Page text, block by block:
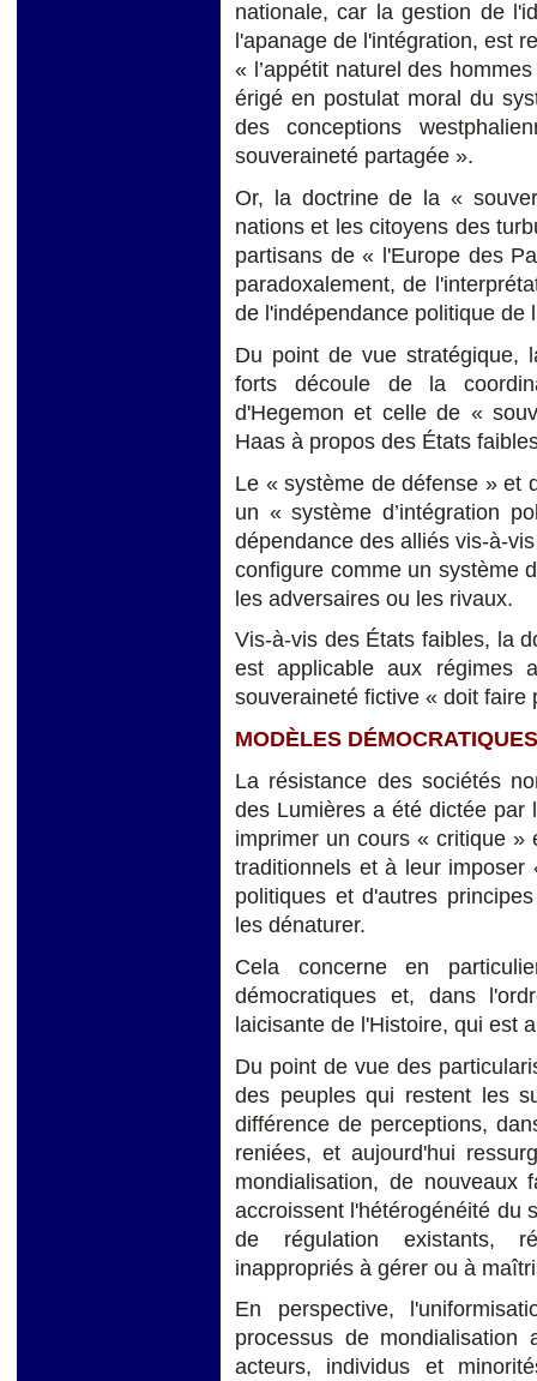
nationale, car la gestion de
l'apanage de l'intégration, est
« l’appétit naturel des
érigé en postulat moral du
des conceptions
souveraineté partagée ».
Or, la doctrine de la «
nations et les citoyens des
partisans de « l'Europe des
paradoxalement, de
de l'indépendance politique de
Du point de vue stratégique,
forts découle de la
d'Hegemon et celle de «
Haas à propos des États
Le « système de défense » et
un « système d’intégration
dépendance des alliés vis-à-
configure comme un système
les adversaires ou les rivaux.
Vis-à-vis des États faibles, la
est applicable aux régimes
souveraineté fictive « doit
MODÈLES
La résistance des sociétés
des Lumières a été dictée par
imprimer un cours « critique »
traditionnels et à leur imposer
politiques et d'autres
les dénaturer.
Cela concerne en
démocratiques et, dans
laicisante de l'Histoire, qui est
Du point de vue des
des peuples qui restent les
différence de perceptions,
reniées, et aujourd'hui
mondialisation, de nouveaux
accroissent l'hétérogénéité du
de régulation existants,
inappropriés à gérer ou à
En perspective,
processus de mondialisation
acteurs, individus et